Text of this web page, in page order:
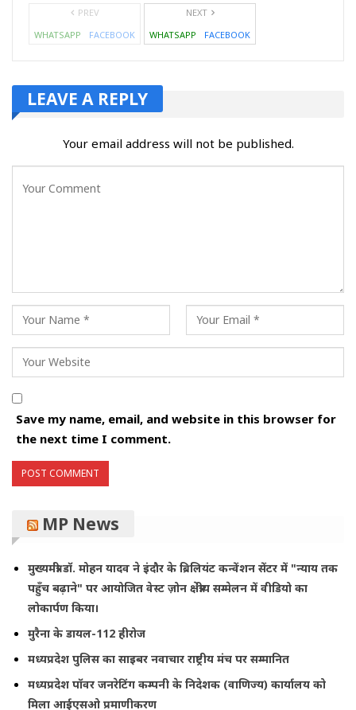
PREV
WHATSAPP
FACEBOOK
NEXT
WHATSAPP
FACEBOOK
LEAVE A REPLY
Your email address will not be published.
Save my name, email, and website in this browser for
the next time I comment.
MP News
मुख्यमंत्री डॉ. मोहन यादव ने इंदौर के ब्रिलियंट कन्वेंशन सेंटर में "न्याय तक
पहुँच बढ़ाने" पर आयोजित वेस्ट ज़ोन क्षेत्रीय सम्मेलन में वीडियो का
लोकार्पण किया।
मुरैना के डायल-112 हीरोज
मध्यप्रदेश पुलिस का साइबर नवाचार राष्ट्रीय मंच पर सम्मानित
मध्यप्रदेश पॉवर जनरेटिंग कम्पनी के निदेशक (वाणिज्य) कार्यालय को
मिला आईएसओ प्रमाणीकरण